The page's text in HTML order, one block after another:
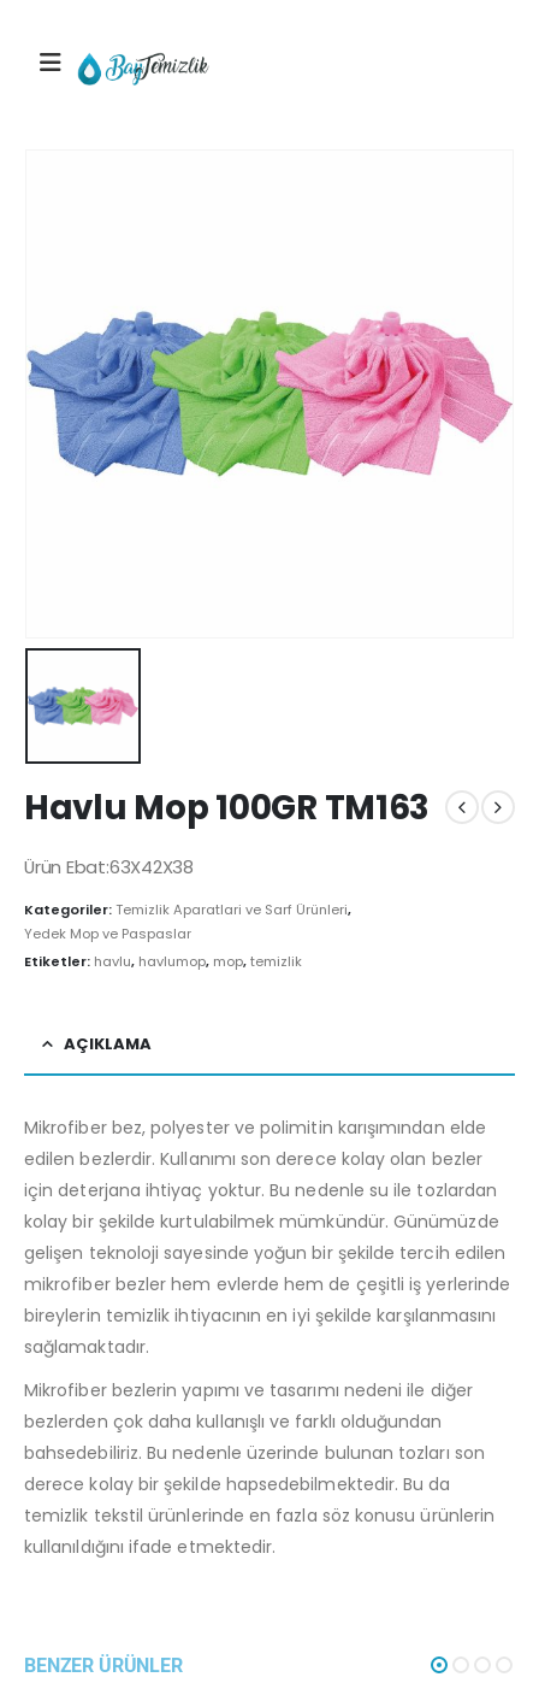
Havlu Mop 100GR TM163
Ürün Ebat:63X42X38
Kategoriler:Temizlik Aparatlari ve Sarf Ürünleri,
Yedek Mop ve Paspaslar
Etiketler: havlu, havlumop, mop,temizlik
AÇIKLAMA
Mikrofiber bez, polyester ve polimitin karışımından elde
edilen bezlerdir. Kullanımı son derece kolay olan bezler
için deterjana ihtiyaç yoktur. Bu nedenle su ile tozlardan
kolay bir şekilde kurtulabilmek mümkündür. Günümüzde
gelişen teknoloji sayesinde yoğun bir şekilde tercih edilen
mikrofiber bezler hem evlerde hem de çeşitli iş yerlerinde
bireylerin temizlik ihtiyacının en iyi şekilde karşılanmasını
sağlamaktadır.
Mikrofiber bezlerin yapımı ve tasarımı nedeni ile diğer
bezlerden çok daha kullanışlı ve farklı olduğundan
bahsedebiliriz. Bu nedenle üzerinde bulunan tozları son
derece kolay bir şekilde hapsedebilmektedir. Bu da
temizlik tekstil ürünlerinde en fazla söz konusu ürünlerin
kullanıldığını ifade etmektedir.
BENZER ÜRÜNLER